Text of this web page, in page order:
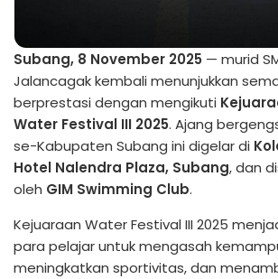
Subang, 8 November 2025 — murid
Jalancagak kembali menunjukkan
berprestasi dengan mengikuti
Water Festival III 2025. Ajang
se-Kabupaten Subang ini digelar di
Hotel Nalendra Plaza, Subang, dan
oleh GIM Swimming Club.
Kejuaraan Water Festival III 2025
para pelajar untuk mengasah
meningkatkan sportivitas, dan